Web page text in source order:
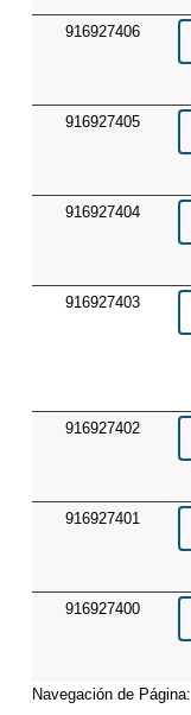
916927406
916927405
916927404
916927403
916927402
916927401
916927400
Navegación de Página: